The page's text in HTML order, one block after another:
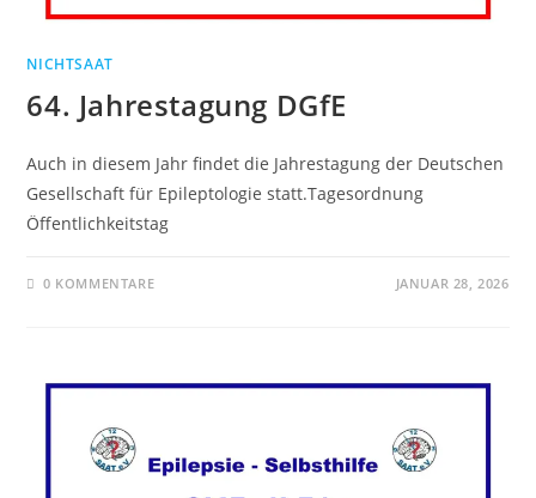
NICHTSAAT
64. Jahrestagung DGfE
Auch in diesem Jahr findet die Jahrestagung der Deutschen
Gesellschaft für Epileptologie statt.Tagesordnung
Öffentlichkeitstag
0 KOMMENTARE JANUAR 28, 2026